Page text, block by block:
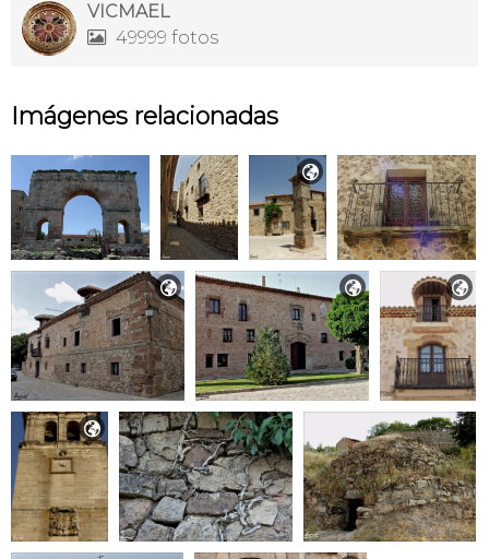
VICMAEL
 49999 fotos
Imágenes relacionadas

  
